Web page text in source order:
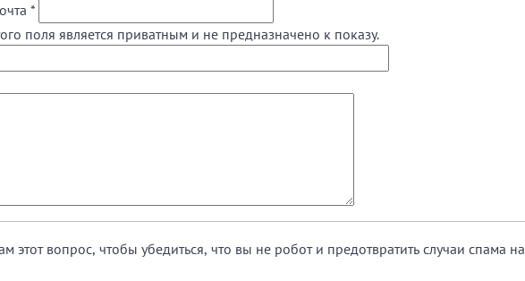
*
поля является приватным и не предназначено к показу.
этот вопрос, чтобы убедиться, что вы не робот и предотвратить случаи спама на